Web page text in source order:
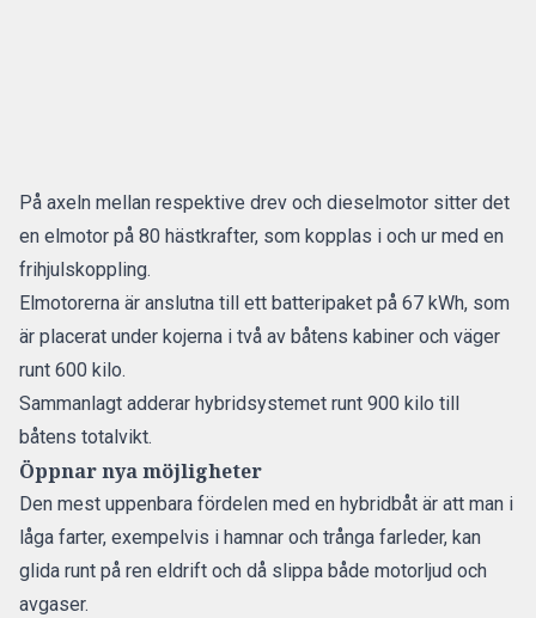
På axeln mellan respektive drev och dieselmotor sitter det
en elmotor på 80 hästkrafter, som kopplas i och ur med en
frihjulskoppling.
Elmotorerna är anslutna till ett batteripaket på 67 kWh, som
är placerat under kojerna i två av båtens kabiner och väger
runt 600 kilo.
Sammanlagt adderar hybridsystemet runt 900 kilo till
båtens totalvikt.
Öppnar nya möjligheter
Den mest uppenbara fördelen med en hybridbåt är att man i
låga farter, exempelvis i hamnar och trånga farleder, kan
glida runt på ren eldrift och då slippa både motorljud och
avgaser.